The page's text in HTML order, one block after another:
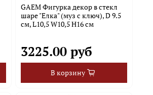
GAEM Фигурка декор в стекл
шаре "Елка" (муз с ключ), D 9.5
см, L10,5 W10,5 H16 см
3225.00 руб
В корзину